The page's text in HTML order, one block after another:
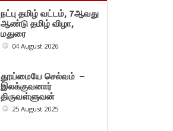
நட்பு தமிழ் வட்டம், 7ஆவது
ஆண்டு தமிழ் விழா,
மதுரை
04 August 2026
தூய்மையே செல்வம் –
இலக்குவனார்
திருவள்ளுவன்
25 August 2025